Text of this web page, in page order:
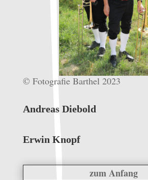
© Fotografie Barthel 2023
Andreas Diebold
Erwin Knopf
zum Anfang